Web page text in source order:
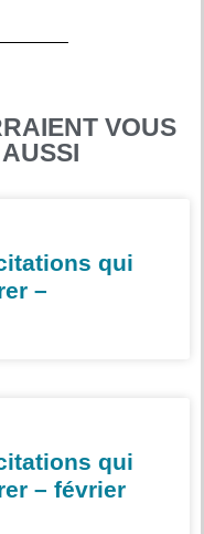
VOUS
qui
–
qui
– février